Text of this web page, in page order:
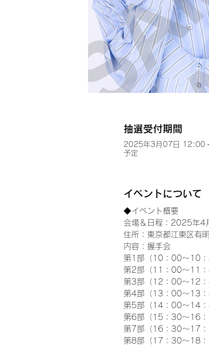
抽選受付期間
2025年3月07日 12:00
予定
イベントについて
◆イベント概要
会場＆日程：2025年4
住所：東京都江東区有
内容：握手会
第1部（10：00～10
第2部（11：00～11：
第3部（12：00～12：
第4部（13：00～13：
第5部（14：00～14：
第6部（15：30～16：
第7部（16：30～17：
第8部（17：30～18：